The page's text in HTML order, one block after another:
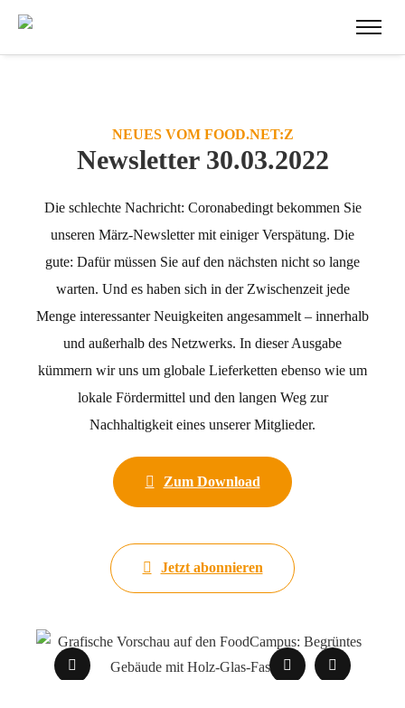
NEUES VOM FOOD.NET:Z
Newsletter 30.03.2022
Die schlechte Nachricht: Coronabedingt bekommen Sie
unseren März-Newsletter mit einiger Verspätung. Die
gute: Dafür müssen Sie auf den nächsten nicht so lange
warten. Und es haben sich in der Zwischenzeit jede
Menge interessanter Neuigkeiten angesammelt – innerhalb
und außerhalb des Netzwerks. In dieser Ausgabe
kümmern wir uns um globale Lieferketten ebenso wie um
lokale Fördermittel und den langen Weg zur
Nachhaltigkeit eines unserer Mitglieder.
Zum Download
Jetzt abonnieren